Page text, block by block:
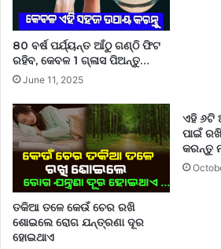
80 ବର୍ଷ ପର୍ଯ୍ୟନ୍ତ ଆଁଠୁ ଗଣ୍ଠି ଫିଟ
ରହିବ, କେବଳ 1 ଗ୍ଳାସ ପିଅନ୍ତୁ…
June 11, 2025
ତକିଆ ତଳେ କେଉଁ ଚେର ରଖି
ଶୋଇଲେ ରୋଗ ଯନ୍ତ୍ରଣା ଦୂର
ହୋଇଥାଏ
ଏହି ୬ଟି
ପାଇଁ
କରନ୍ତୁ